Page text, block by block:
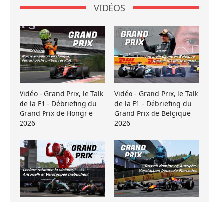
VIDÉOS
Vidéo - Grand Prix, le Talk
de la F1 - Débriefing du
Grand Prix de Hongrie
2026
Vidéo - Grand Prix, le Talk
de la F1 - Débriefing du
Grand Prix de Belgique
2026